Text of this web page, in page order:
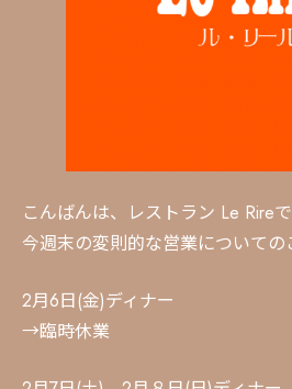
こんばんは、レストラン Le Rireで
今週末の変則的な営業についての
2月6日(金)ディナー
→臨時休業